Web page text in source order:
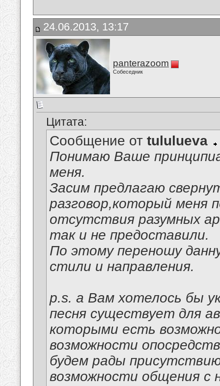
24.06.2013, 13:17
panterazoom
Собеседник
Цитата:
Сообщение от tululueva
Понимаю Ваше
меня.
Засим предлагаю
разговор,который меня
отсутствия разумных
так и не предоставили.
По этому переношу
стили и направления.
p.s. а Вам хотелось бы
песня существует для
которыми есть
возможности
будем рады
возможности общения с